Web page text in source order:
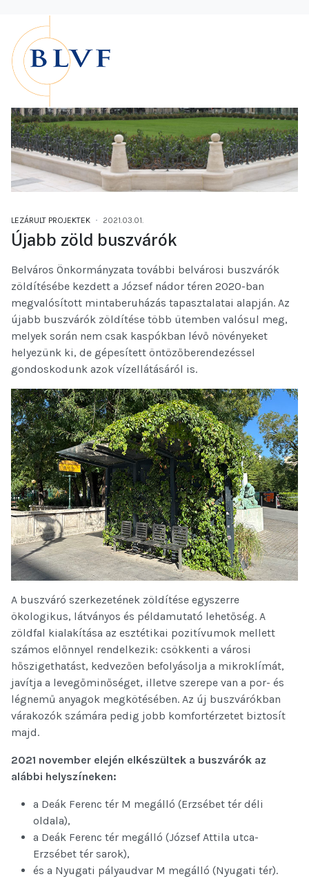
LEZÁRULT PROJEKTEK 2021.03.01.
Újabb zöld buszvárók
Belváros Önkormányzata további belvárosi buszvárók
zöldítésébe kezdett a József nádor téren 2020-ban
megvalósított mintaberuházás tapasztalatai alapján. Az
újabb buszvárók zöldítése több ütemben valósul meg,
melyek során nem csak kaspókban lévő növényeket
helyezünk ki, de gépesített öntözőberendezéssel
gondoskodunk azok vízellátásáról is.
A buszváró szerkezetének zöldítése egyszerre
ökologikus, látványos és példamutató lehetőség. A
zöldfal kialakítása az esztétikai pozitívumok mellett
számos előnnyel rendelkezik: csökkenti a városi
hőszigethatást, kedvezően befolyásolja a mikroklímát,
javítja a levegőminőséget, illetve szerepe van a por- és
légnemű anyagok megkötésében. Az új buszvárókban
várakozók számára pedig jobb komfortérzetet biztosít
majd.
2021 november elején elkészültek a buszvárók az
alábbi helyszíneken:
a Deák Ferenc tér M megálló (Erzsébet tér déli
oldala),
a Deák Ferenc tér megálló (József Attila utca-
Erzsébet tér sarok),
és a Nyugati pályaudvar M megálló (Nyugati tér).